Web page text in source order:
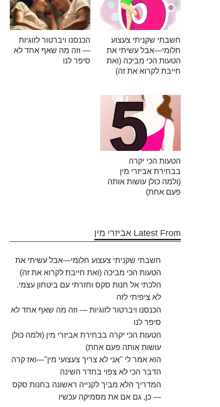
חשבתי שקניתי צעצוע
חלומי—אבל עשיתי את
הטעות הכי מביכה (ואת
חייבת לקרוא את זה)
הכנסנו ויברטור לזוגיות
— וזה מה שאף אחד לא
סיפר לנו
הטעות הכי יקרה
בבחירת אביזרי מין
(ולמה כולן עושות אותה
פעם אחת)
Latest From אביזרי מין
חשבתי שקניתי צעצוע חלומי—אבל עשיתי את
הטעות הכי מביכה (ואת חייבת לקרוא את זה)
הלכתי אל חנות סקס וחזרתי עם ביטחון עצמי.
לא ציפיתי לזה
הכנסנו ויברטור לזוגיות — וזה מה שאף אחד לא
סיפר לנו
הטעות הכי יקרה בבחירת אביזרי מין (ולמה כולן
עושות אותה פעם אחת)
הוא אמר לי "אני לא צריך צעצועי מין"—ואז קרה
הדבר הכי לא צפוי בחדר השינה
המדריך הלא מביך לקנייה ראשונה בחנות סקס
— כן, גם אם את מסמיקה עכשיו